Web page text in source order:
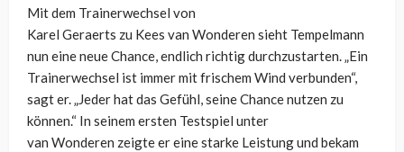
Mit dem Trainerwechsel von
Karel Geraerts zu Kees van Wonderen sieht Tempelmann
nun eine neue Chance, endlich richtig durchzustarten. „Ein
Trainerwechsel ist immer mit frischem Wind verbunden“,
sagt er. „Jeder hat das Gefühl, seine Chance nutzen zu
können.“ In seinem ersten Testspiel unter
van Wonderen zeigte er eine starke Leistung und bekam